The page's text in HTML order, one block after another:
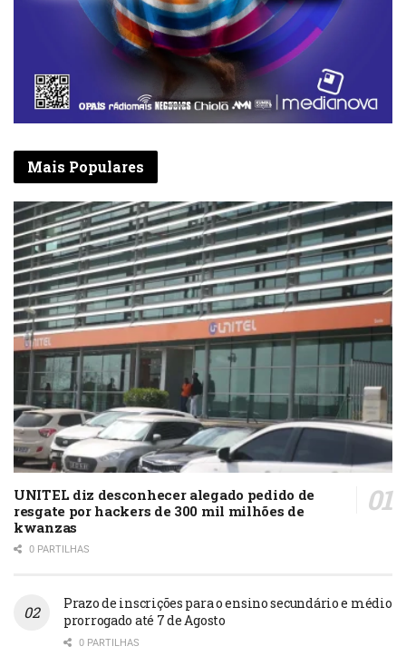
Mais Populares
UNITEL diz desconhecer alegado pedido de
resgate por hackers de 300 mil milhões de
kwanzas
0 PARTILHAS
Prazo de inscrições para o ensino secundário e médio
prorrogado até 7 de Agosto
0 PARTILHAS